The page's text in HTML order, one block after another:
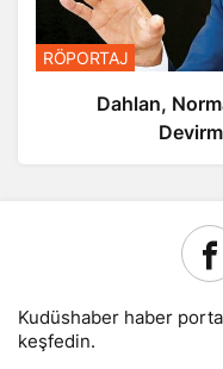
RÖPORTAJ
Dahlan,
Kudüshaber haber
keşfedin.